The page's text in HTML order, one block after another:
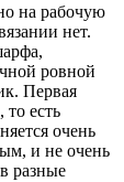
на рабочую
нет.
ровной
Первая
то есть
очень
и не очень
разные